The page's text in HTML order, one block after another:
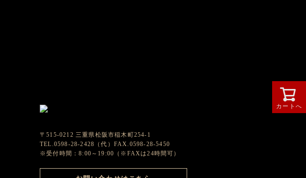
カートへ
〒515-0212 三重県松阪市稲木町254-1
TEL.0598-28-2428（代）FAX.0598-28-5450
※受付時間：8:00～19:00（※FAXは24時間可）